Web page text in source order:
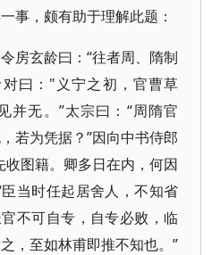
事，颇有助于理解此题：
房玄龄曰：“往者周、隋制
曰："义宁之初，官曹草
并无。”太宗曰：“周隋官
若为凭据？”因向中书侍郎
收图籍。卿多日在内，何因
当时任起居舍人，不知省
不可自专，自专必败，临
，至如林甫即推不知也。”